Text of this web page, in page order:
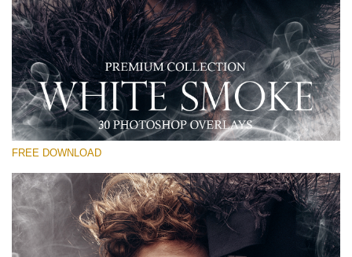
Kérlek, válassz
Free PNG Overlay #23
Small 800*533px
White Smoke
(30 Overlays)
Luxury Wedding
(373 Overlays)
Large 6000*4000px
FREE DOWNLOAD